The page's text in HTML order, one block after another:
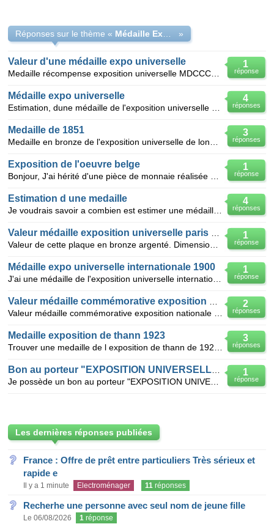
Réponses sur le thème « »
1
réponse
Valeur d'une médaille expo universelle
4
réponses
Médaille expo universelle
3
réponses
Medaille de 1851
1
réponse
Exposition de l'oeuvre belge
4
réponses
Estimation d une medaille
1
réponse
1
réponse
Médaille expo universelle internationale 1900
2
réponses
3
réponses
Medaille exposition de thann 1923
1
réponse
Les dernières réponses publiées
France : Offre de prêt entre particuliers Très sérieux et
rapide e
Il y a 1 minute Electroménager 11 réponses
Recherhe une personne avec seul nom de jeune fille
Le 06/08/2026 1 réponse